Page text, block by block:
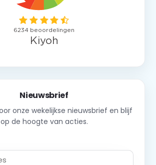
Nieuwsbrief
onze wekelijkse nieuwsbrief en blijf
op de hoogte van acties.